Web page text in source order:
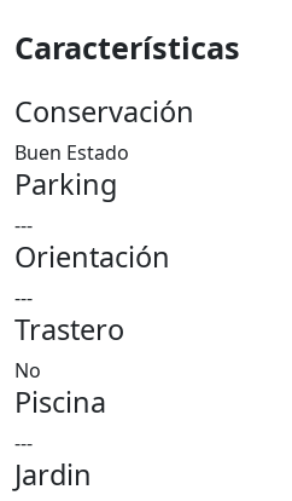
Características
Conservación
Buen Estado
Parking
---
Orientación
---
Trastero
No
Piscina
---
Jardin